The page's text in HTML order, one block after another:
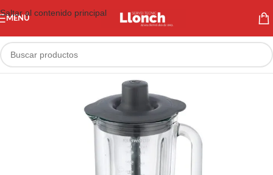
Saltar al contenido principal
MENÚ